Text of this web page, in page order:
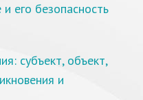
его безопасность
субъект, объект,
и